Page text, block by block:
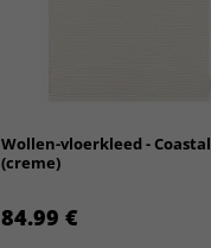
Wollen-vloerkleed - Coastal
(creme)
84.99 €